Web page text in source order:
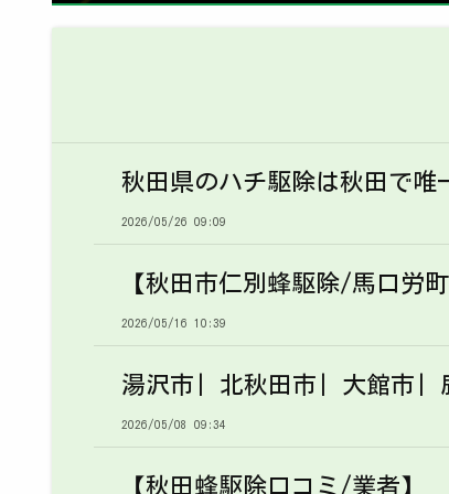
秋田県のハチ駆除は秋田で
2026/05/26 09:09
【秋田市仁別蜂駆除/馬口労
2026/05/16 10:39
湯沢市| 北秋田市| 大館市|
2026/05/08 09:34
【秋田蜂駆除口コミ/業者】